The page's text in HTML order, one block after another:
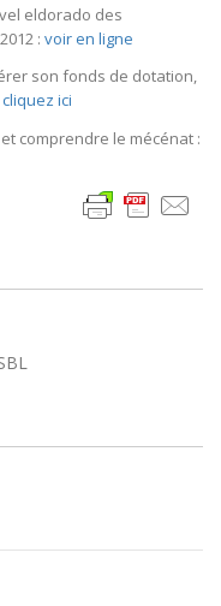
eldorado des
: voir en ligne
son fonds de dotation,
cliquez ici
et comprendre le mécénat :